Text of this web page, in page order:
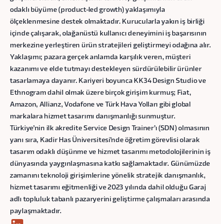
odaklı büyüme (product-led growth) yaklaşımıyla
ölçeklenmesine destek olmaktadır. Kurucularla yakın iş birliği
içinde çalışarak, olağanüstü kullanıcı deneyimini iş başarısının
merkezine yerleştiren ürün stratejileri geliştirmeyi odağına alır.
Yaklaşımı; pazara gerçek anlamda karşılık veren, müşteri
kazanımı ve elde tutmayı destekleyen sürdürülebilir ürünler
tasarlamaya dayanır. Kariyeri boyunca KK34 Design Studio ve
Ethnogram dahil olmak üzere birçok girişim kurmuş; Fiat,
Amazon, Allianz, Vodafone ve Türk Hava Yolları gibi global
markalara hizmet tasarımı danışmanlığı sunmuştur.
Türkiye’nin ilk akredite Service Design Trainer’ı (SDN) olmasının
yanı sıra, Kadir Has Üniversitesi’nde öğretim görevlisi olarak
tasarım odaklı düşünme ve hizmet tasarımı metodolojilerinin iş
dünyasında yaygınlaşmasına katkı sağlamaktadır. Günümüzde
zamanını teknoloji girişimlerine yönelik stratejik danışmanlık,
hizmet tasarımı eğitmenliği ve 2023 yılında dahil olduğu Garaj
adlı topluluk tabanlı pazaryerini geliştirme çalışmaları arasında
paylaşmaktadır.